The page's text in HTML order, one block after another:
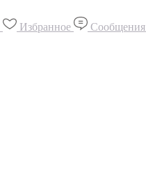
Избранное Сообщения